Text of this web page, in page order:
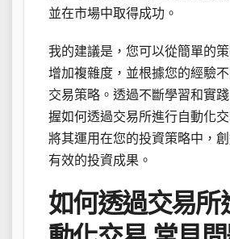
並在市場中取得成功。
我的建議是，您可以從簡單的
增加複雜度，並根據您的經驗
交易策略。透過不斷學習和實
握如何透過交易所進行自動化
將其運用在您的投資策略中，
有效的投資成果。
如何透過交易所